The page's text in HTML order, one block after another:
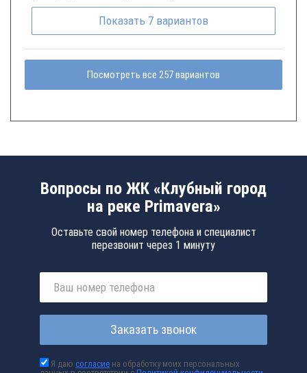
Показать 7 вариантов
Посмотреть все 257 вариантов
Вопросы по ЖК «Клубный город
на реке Primavera»
Оставьте свой номер телефона и специалист
перезвонит через 1 минуту
Заказать звонок
Я даюсогласие на обработку моих персональных